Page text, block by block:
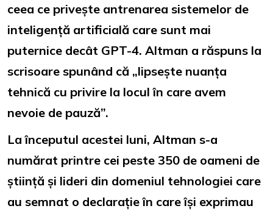
ceea ce privește antrenarea sistemelor de
inteligență artificială care sunt mai
puternice decât GPT-4. Altman a răspuns la
scrisoare spunând că „lipsește nuanța
tehnică cu privire la locul în care avem
nevoie de pauză”.
La începutul acestei luni, Altman s-a
numărat printre cei peste 350 de oameni de
știință și lideri din domeniul tehnologiei care
au semnat o declarație în care își exprimau